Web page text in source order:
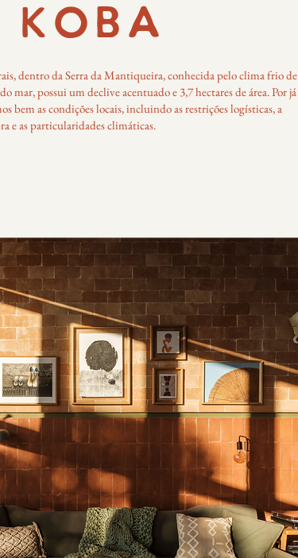
KOBA
dentro da Serra da Mantiqueira, conhecida pelo clima frio de
possui um declive acentuado e 3,7 hectares de área. Por já
bem as condições locais, incluindo as restrições logísticas, a
e as particularidades climáticas.